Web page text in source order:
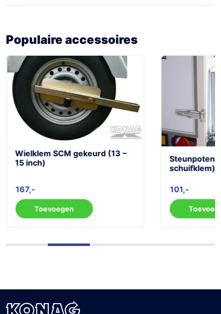
Populaire accessoires
Wielklem SCM gekeurd (13 –
15 inch)
167
Toevoegen
Steunpoten
schuifklem)
101